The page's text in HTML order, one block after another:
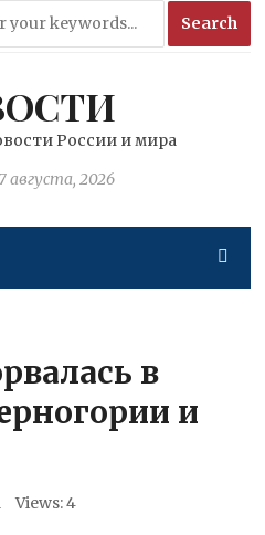
России и мира
августа, 2026
в
и
Views: 4